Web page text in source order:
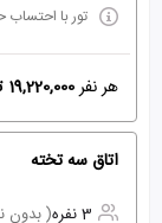
تور با
هر نفر19,220,000 تومان
اتاق سه تخته
3 نفره ( بدون